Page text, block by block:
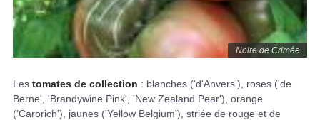
Noire de Crimée
Les tomates de collection : blanches ('d'Anvers'), roses ('de
Berne', 'Brandywine Pink', 'New Zealand Pear'), orange
('Carorich'), jaunes ('Yellow Belgium'), striée de rouge et de